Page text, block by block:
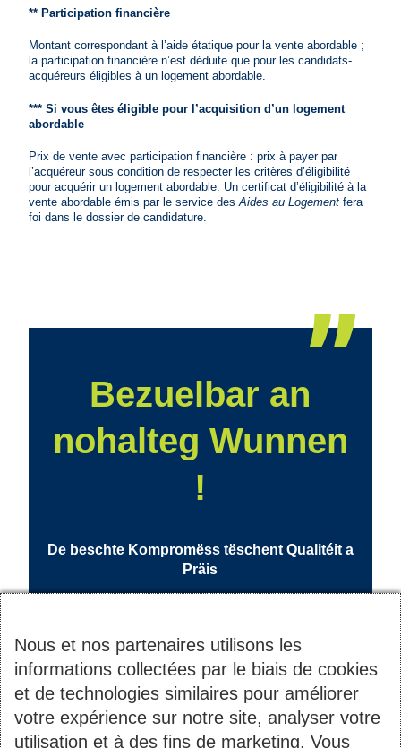
Nous et nos partenaires utilisons les
informations collectées par le biais de cookies
et de technologies similaires pour améliorer
votre expérience sur notre site, analyser votre
utilisation et à des fins de marketing. Vous
** Participation financière
Montant correspondant à l’aide étatique pour la vente abordable ;
la participation financière n’est déduite que pour les candidats-
acquéreurs éligibles à un logement abordable.
*** Si vous êtes éligible pour l’acquisition d’un logement
abordable
Prix de vente avec participation financière : prix à payer par
l’acquéreur sous condition de respecter les critères d’éligibilité
pour acquérir un logement abordable. Un certificat d’éligibilité à la
vente abordable émis par le service des Aides au Logementfera
foi dans le dossier de candidature.
Bezuelbar an
nohalteg Wunnen
!
De beschte Kompromëss tëschent Qualitéit a
Präis